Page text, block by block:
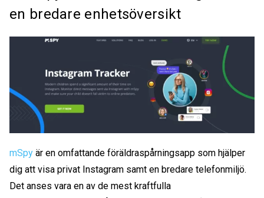
en bredare enhetsöversikt
mSpy är en omfattande föräldraspårningsapp som hjälper
dig att visa privat Instagram samt en bredare telefonmiljö.
Det anses vara en av de mest kraftfulla